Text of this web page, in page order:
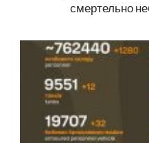
смертельно